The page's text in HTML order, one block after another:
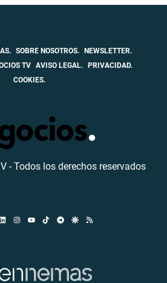
SOBRE NOSOTROS.
NEWSLETTER.
TV AVISO LEGAL.
PRIVACIDAD.
COOKIES.
- Todos los derechos reservados
LinkedinInstagramTikTokTelegramGoogle Discover